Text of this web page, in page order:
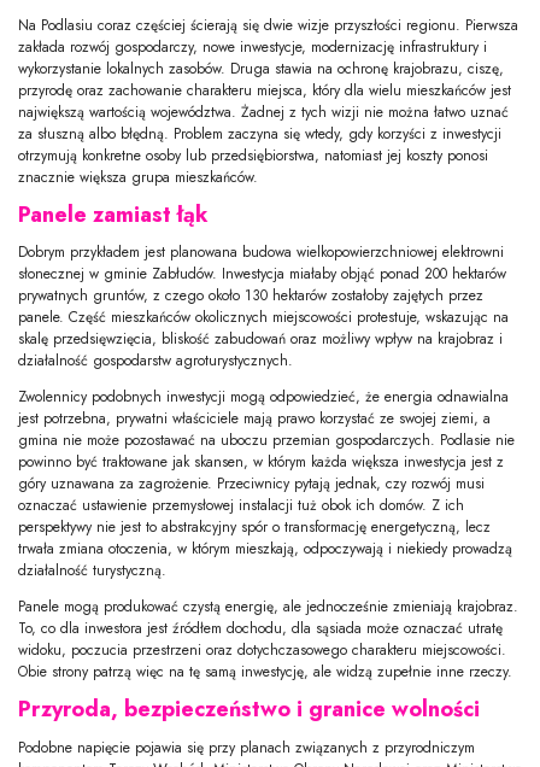
Na Podlasiu coraz częściej ścierają się dwie wizje przyszłości regionu. Pierwsza
zakłada rozwój gospodarczy, nowe inwestycje, modernizację infrastruktury i
wykorzystanie lokalnych zasobów. Druga stawia na ochronę krajobrazu, ciszę,
przyrodę oraz zachowanie charakteru miejsca, który dla wielu mieszkańców jest
największą wartością województwa. Żadnej z tych wizji nie można łatwo uznać
za słuszną albo błędną. Problem zaczyna się wtedy, gdy korzyści z inwestycji
otrzymują konkretne osoby lub przedsiębiorstwa, natomiast jej koszty ponosi
znacznie większa grupa mieszkańców.
Panele zamiast łąk
Dobrym przykładem jest planowana budowa wielkopowierzchniowej elektrowni
słonecznej w gminie Zabłudów. Inwestycja miałaby objąć ponad 200 hektarów
prywatnych gruntów, z czego około 130 hektarów zostałoby zajętych przez
panele. Część mieszkańców okolicznych miejscowości protestuje, wskazując na
skalę przedsięwzięcia, bliskość zabudowań oraz możliwy wpływ na krajobraz i
działalność gospodarstw agroturystycznych.
Zwolennicy podobnych inwestycji mogą odpowiedzieć, że energia odnawialna
jest potrzebna, prywatni właściciele mają prawo korzystać ze swojej ziemi, a
gmina nie może pozostawać na uboczu przemian gospodarczych. Podlasie nie
powinno być traktowane jak skansen, w którym każda większa inwestycja jest z
góry uznawana za zagrożenie. Przeciwnicy pytają jednak, czy rozwój musi
oznaczać ustawienie przemysłowej instalacji tuż obok ich domów. Z ich
perspektywy nie jest to abstrakcyjny spór o transformację energetyczną, lecz
trwała zmiana otoczenia, w którym mieszkają, odpoczywają i niekiedy prowadzą
działalność turystyczną.
Panele mogą produkować czystą energię, ale jednocześnie zmieniają krajobraz.
To, co dla inwestora jest źródłem dochodu, dla sąsiada może oznaczać utratę
widoku, poczucia przestrzeni oraz dotychczasowego charakteru miejscowości.
Obie strony patrzą więc na tę samą inwestycję, ale widzą zupełnie inne rzeczy.
Przyroda, bezpieczeństwo i granice wolności
Podobne napięcie pojawia się przy planach związanych z przyrodniczym